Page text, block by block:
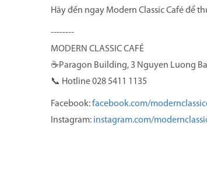
Hãy đến ngay Modern Classic Café để
--------
MODERN CLASSIC CAFÉ
☕️Paragon Building, 3 Nguyen Luong
📞 Hotline 028 5411 1135
Facebook:facebook.com/
Instagram: instagram.com/